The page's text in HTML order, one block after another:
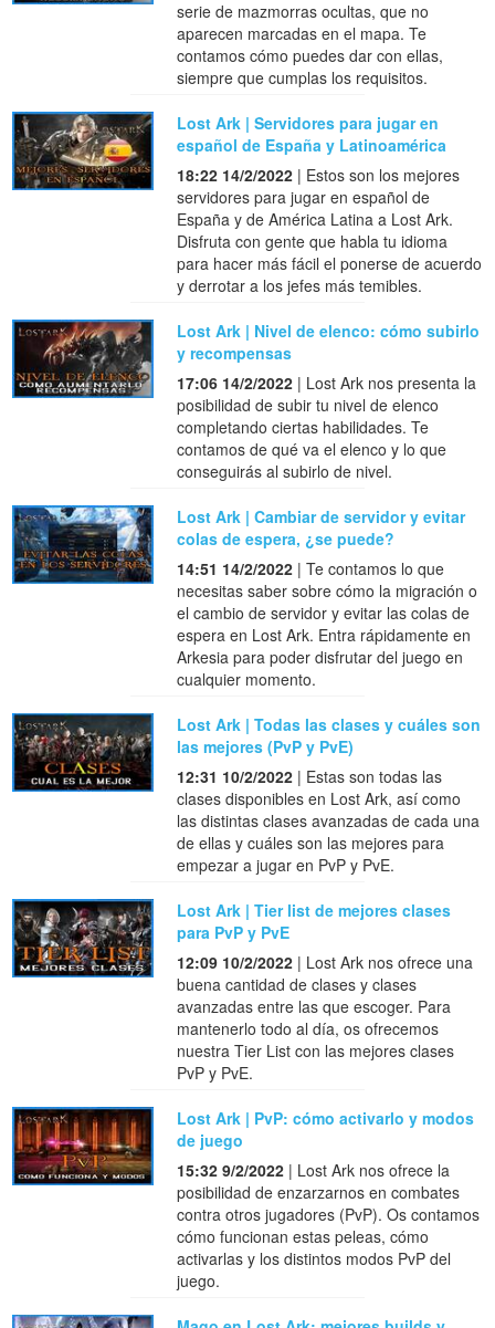
serie de mazmorras ocultas, que no
aparecen marcadas en el mapa. Te
contamos cómo puedes dar con ellas,
siempre que cumplas los requisitos.
Lost Ark | Servidores para jugar en
español de España y Latinoamérica
18:22 14/2/2022 | Estos son los mejores
servidores para jugar en español de
España y de América Latina a Lost Ark.
Disfruta con gente que habla tu idioma
para hacer más fácil el ponerse de acuerdo
y derrotar a los jefes más temibles.
Lost Ark | Nivel de elenco: cómo subirlo
y recompensas
17:06 14/2/2022 | Lost Ark nos presenta la
posibilidad de subir tu nivel de elenco
completando ciertas habilidades. Te
contamos de qué va el elenco y lo que
conseguirás al subirlo de nivel.
Lost Ark | Cambiar de servidor y evitar
colas de espera, ¿se puede?
14:51 14/2/2022 | Te contamos lo que
necesitas saber sobre cómo la migración o
el cambio de servidor y evitar las colas de
espera en Lost Ark. Entra rápidamente en
Arkesia para poder disfrutar del juego en
cualquier momento.
Lost Ark | Todas las clases y cuáles son
las mejores (PvP y PvE)
12:31 10/2/2022 | Estas son todas las
clases disponibles en Lost Ark, así como
las distintas clases avanzadas de cada una
de ellas y cuáles son las mejores para
empezar a jugar en PvP y PvE.
Lost Ark | Tier list de mejores clases
para PvP y PvE
12:09 10/2/2022 | Lost Ark nos ofrece una
buena cantidad de clases y clases
avanzadas entre las que escoger. Para
mantenerlo todo al día, os ofrecemos
nuestra Tier List con las mejores clases
PvP y PvE.
Lost Ark | PvP: cómo activarlo y modos
de juego
15:32 9/2/2022 | Lost Ark nos ofrece la
posibilidad de enzarzarnos en combates
contra otros jugadores (PvP). Os contamos
cómo funcionan estas peleas, cómo
activarlas y los distintos modos PvP del
juego.